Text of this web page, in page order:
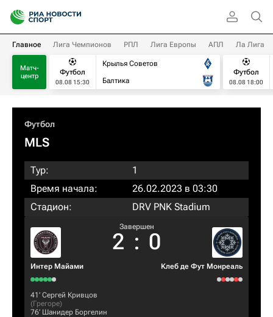
Главное Лига Чемпионов РПЛ Лига Европы АПЛ Ла Лига
Матч-
центр
Футбол
08.08 15:30
Крылья Советов
Балтика
Футбол
08.08 18:00
Футбол
MLS
Тур:
1
Время начала:
26.02.2023 в 03:30
Стадион:
DRV PNK Stadium
Интер Майами
Завершен
2 : 0
Клеб де Фут Монреаль
41‎’‎ Сергей Кривцов
(Грегоре)
76‎’‎ Шанидер Боргелин